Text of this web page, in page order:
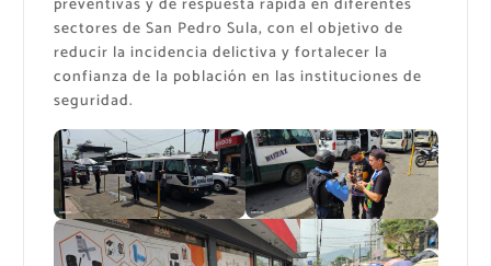
sectores de San Pedro Sula, con el objetivo de
reducir la incidencia delictiva y fortalecer la
confianza de la población en las instituciones de
seguridad.